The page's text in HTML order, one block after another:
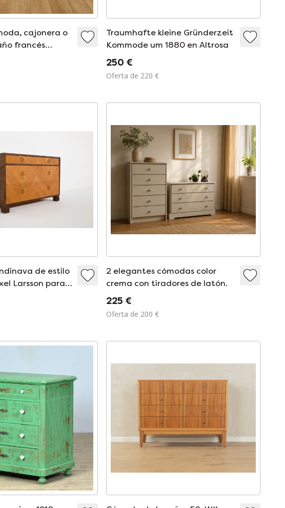
cajonera o
francés
vintage con
Traumhafte kleine Gründerzeit
Kommode um 1880 en Altrosa
250 €
Oferta de 220 €
de estilo
Larsson para
década de
2 elegantes cómodas color
crema con tiradores de latón.
225 €
Oferta de 200 €